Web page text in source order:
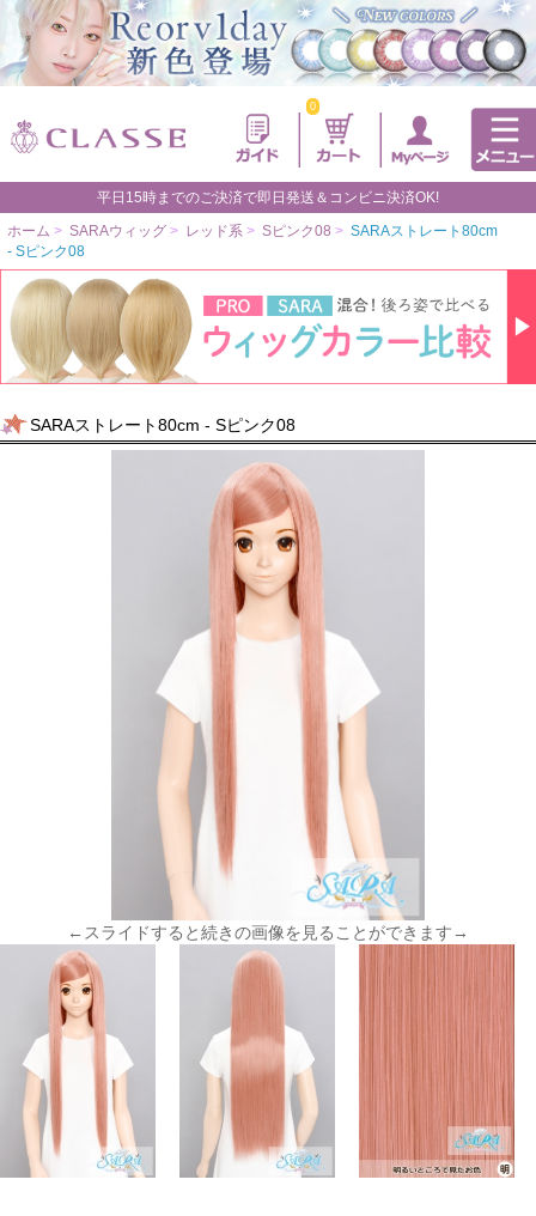
0
平日15時までのご決済で即日発送＆コンビニ決済OK!
ホーム > SARAウィッグ > レッド系 > Sピンク08 > SARAストレート80cm
- Sピンク08
SARAストレート80cm - Sピンク08
←スライドすると続きの画像を見ることができます→